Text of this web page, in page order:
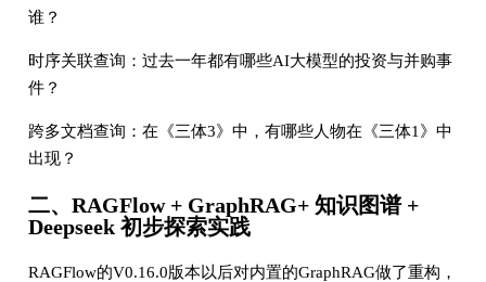
谁？
时序关联查询：过去一年都有哪些AI大模型的投资与并购事
件？
跨多文档查询：在《三体3》中，有哪些人物在《三体1》中
出现？
二、RAGFlow + GraphRAG+ 知识图谱 +
Deepseek 初步探索实践
RAGFlow的V0.16.0版本以后对内置的GraphRAG做了重构，